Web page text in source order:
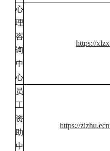
心
理
咨
询
中
心
https://
员
工
资
助
中
https://